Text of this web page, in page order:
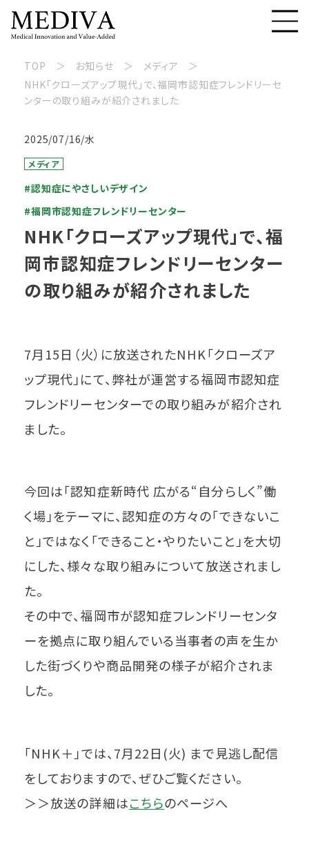
TOP お知らせ
メディア
NHK「クローズアップ現代」で、福岡市認知症フレンドリーセ
ンターの取り組みが紹介されました
2025/07/16/水
メディア
#認知症にやさしいデザイン
#福岡市認知症フレンドリーセンター
NHK「クローズアップ現代」で、福
岡市認知症フレンドリーセンター
の取り組みが紹介されました
7月15日（火）に放送されたNHK「クローズア
ップ現代」にて、弊社が運営する福岡市認知症
フレンドリーセンターでの取り組みが紹介され
ました。
今回は「認知症新時代 広がる“自分らしく”働
く場」をテーマに、認知症の方々の「できないこ
と」ではなく「できること・やりたいこと」を大切
にした、様々な取り組みについて放送されまし
た。
その中で、福岡市が認知症フレンドリーセンタ
ーを拠点に取り組んでいる当事者の声を生か
した街づくりや商品開発の様子が紹介されま
した。
「NHK＋」では、7月22日(火) まで見逃し配信
をしておりますので、ぜひご覧ください。
＞＞放送の詳細はこちらのページへ